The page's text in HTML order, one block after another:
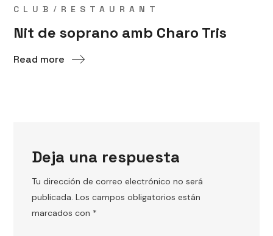
CLUB RESTAURANT
Nit de soprano amb Charo Tris
Read more
Deja una respuesta
Tu dirección de correo electrónico no será
publicada. Los campos obligatorios están
marcados con *